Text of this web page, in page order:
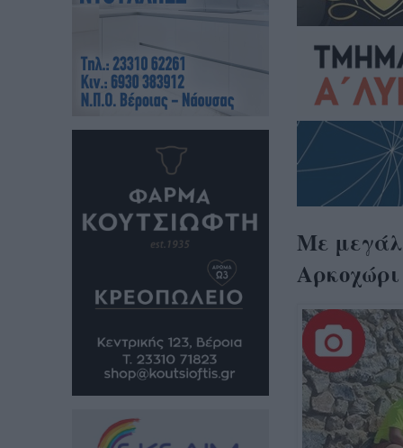
Με
Αρκοχώρι